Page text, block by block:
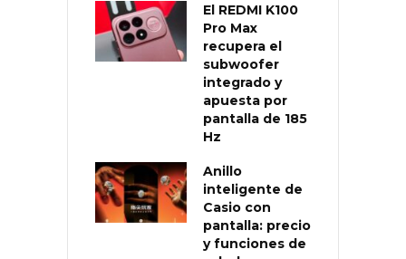
El REDMI K100
Pro Max
recupera el
subwoofer
integrado y
apuesta por
pantalla de 185
Hz
Anillo
inteligente de
Casio con
pantalla: precio
y funciones de